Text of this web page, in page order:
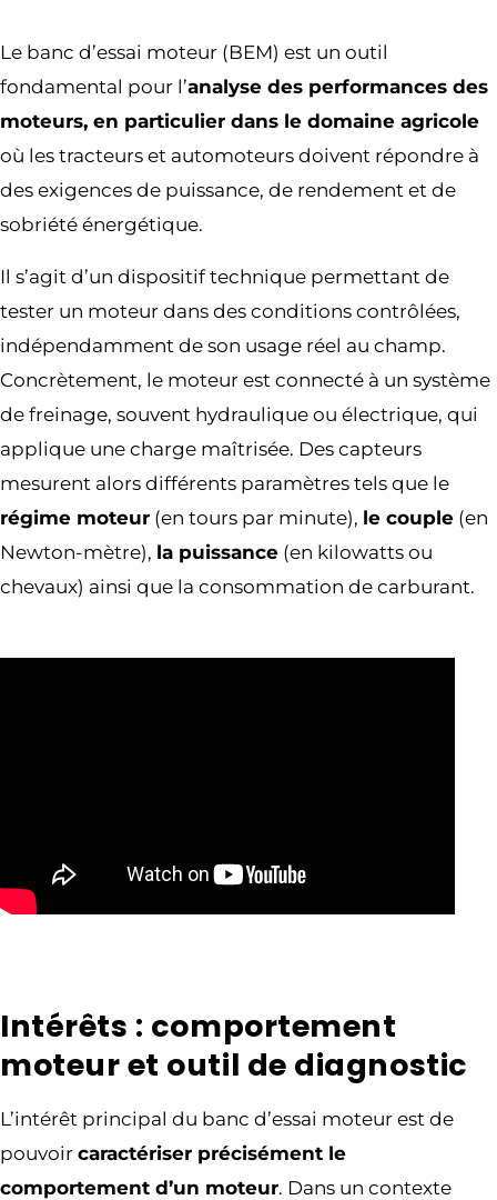
Le banc d’essai moteur (BEM) est un outil
fondamental pour l’analyse des performances des
moteurs, en particulier dans le domaine agricole
où les tracteurs et automoteurs doivent répondre à
des exigences de puissance, de rendement et de
sobriété énergétique.
Il s’agit d’un dispositif technique permettant de
tester un moteur dans des conditions contrôlées,
indépendamment de son usage réel au champ.
Concrètement, le moteur est connecté à un système
de freinage, souvent hydraulique ou électrique, qui
applique une charge maîtrisée. Des capteurs
mesurent alors différents paramètres tels que le
régime moteur (en tours par minute), le couple (en
Newton-mètre), la puissance (en kilowatts ou
chevaux) ainsi que la consommation de carburant.
Intérêts : comportement
moteur et outil de diagnostic
L’intérêt principal du banc d’essai moteur est de
pouvoir caractériser précisément le
comportement d’un moteur. Dans un contexte